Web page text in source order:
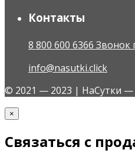
Контакты
8 800 600 6366
info@nasutki.click
© 2021 — 2023 | НаСутки —
×
Связаться с